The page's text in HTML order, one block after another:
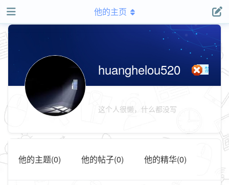
他的主页
huanghelou520
禁
这个人很懒，什么都没写
他的主题(0) 他的帖子(0) 他的精华(0)